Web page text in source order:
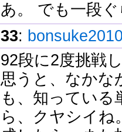
あ。 でも一段
33:
92段に2度挑戦
思うと、なかな
も、知っている
ら、クヤシイね